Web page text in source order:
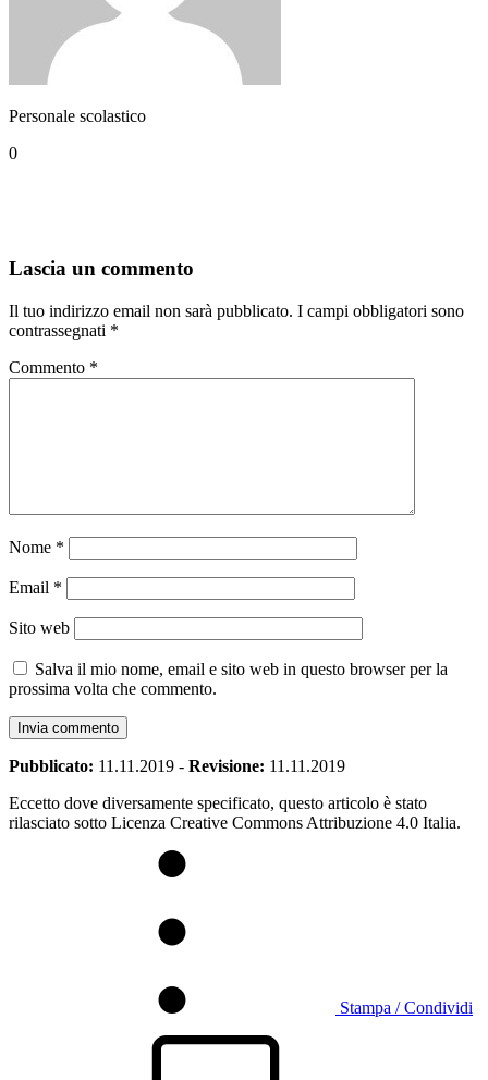
Personale scolastico
0
Lascia un commento
Il tuo indirizzo email non sarà pubblicato. I campi obbligatori sono
contrassegnati *
Commento *
Nome *
Email *
Sito web
Salva il mio nome, email e sito web in questo browser per la
prossima volta che commento.
Pubblicato: 11.11.2019 - Revisione: 11.11.2019
Eccetto dove diversamente specificato, questo articolo è stato
rilasciato sotto Licenza Creative Commons Attribuzione 4.0 Italia.
Stampa / Condividi